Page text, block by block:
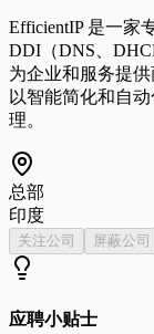
EfficientIP 是一家
DDI（DNS、
为企业和服务提
以智能简化和自
理。
总部
印度
关注公司 屏蔽公司
应聘小贴士